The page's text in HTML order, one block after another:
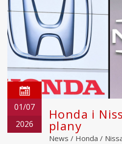
01/07
2026
Honda i
plany
News / Honda /